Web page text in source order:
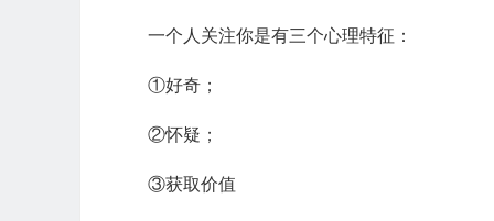
一个人关注你是有三个心理特征：
①好奇；
②怀疑；
③获取价值